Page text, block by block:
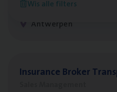
Wis alle filters
Sales Management
Antwerpen
Insu­ran­ce Bro­ker